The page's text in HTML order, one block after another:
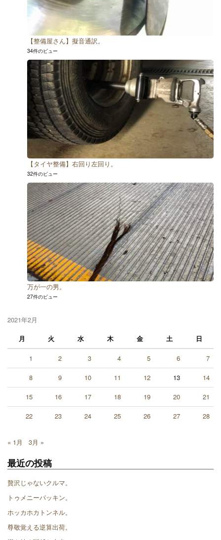
【整備屋さん】擬音通訳。
34件のビュー
【タイヤ整備】右回り左回り。
32件のビュー
万が一の男。
27件のビュー
2021年2月
月
火 水 木 金 土 日
1 2 3 4 5 6 7
8 9 10 11 12 13 14
15 16 17 18 19 20 21
22 23 24 25 26 27 28
« 1月 3月 »
最近の投稿
贅沢じゃないクルマ。
トゥメニーパッキン。
ホッカホカトンネル。
尊敬覚える逆算出荷。